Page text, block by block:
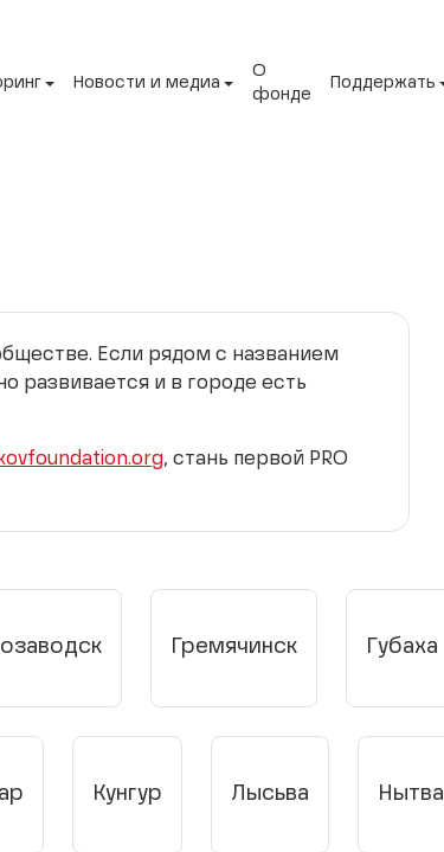
Новости и медиа
О
фонде
Поддержать
Если рядом с названием
развивается и в городе есть
, стань первой PRO
Гремячинск Губаха
Кунгур Лысьва Нытва